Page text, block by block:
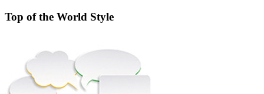
Top of the World Style